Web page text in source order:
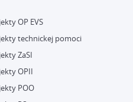
OP EVS
technickej pomoci
ZaSI
OPII
POO